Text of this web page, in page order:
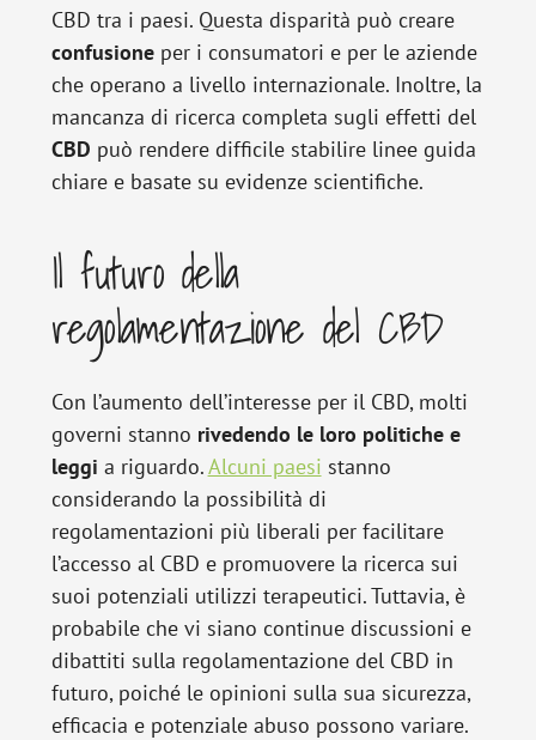
CBD tra i paesi. Questa disparità può creare
confusioneper i consumatori e per le aziende
che operano a livello internazionale. Inoltre, la
mancanza di ricerca completa sugli effetti del
CBD può rendere difficile stabilire linee guida
chiare e basate su evidenze scientifiche.
Il futuro della
regolamentazione del CBD
Con l’aumento dell’interesse per il CBD, molti
governi stanno rivedendo le loro politiche e
leggi a riguardo.Alcuni paesi stanno
considerando la possibilità di
regolamentazioni più liberali per facilitare
l’accesso al CBD e promuovere la ricerca sui
suoi potenziali utilizzi terapeutici. Tuttavia, è
probabile che vi siano continue discussioni e
dibattiti sulla regolamentazione del CBD in
futuro, poiché le opinioni sulla sua sicurezza,
efficacia e potenziale abuso possono variare.